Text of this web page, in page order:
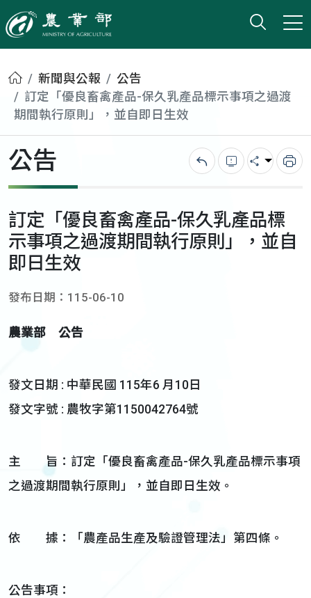
農業部
打開
小版
首頁新聞與公報
公告
訂定「優良畜禽產品-保久乳產品標示事項之過渡
期間執行原則」，並自即日生效
公告 回上一頁錯誤回報
分享 列
訂定「優良畜禽產品-保久乳產品標
示事項之過渡期間執行原則」，並自
即日生效
發布日期：115-06-10
農業部 公告
發文日期 : 中華民國 115年6 月10日
發文字號 : 農牧字第1150042764號
主 旨：訂定「優良畜禽產品-保久乳產品標示事項
之過渡期間執行原則」，並自即日生效。
依 據：「農產品生產及驗證管理法」第四條。
公告事項：